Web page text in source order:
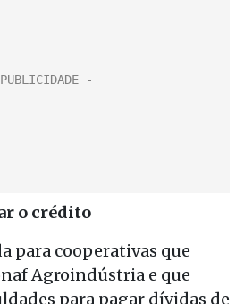
o crédito
para cooperativas que
Agroindústria e que
para pagar dívidas de